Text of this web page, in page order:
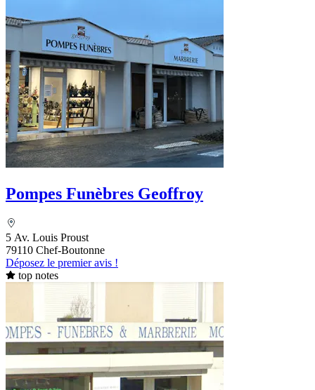
Pompes Funèbres Geoffroy
5 Av. Louis Proust
79110 Chef-Boutonne
Déposez le premier avis !
top notes